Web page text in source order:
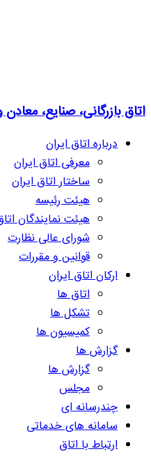
اتاق بازرگانی، صنایع،
درباره اتاق ایران
معرفی اتاق ایران
ساختار اتاق ایران
هیئت رئیسه
هیئت نمایندگان
شورای عالی نظارت
قوانین و مقررات
ارکان اتاق ایران
اتاق ها
تشکل ها
کمیسیون ها
گزارش ها
گزارش ها
مجلس
چندرسانه ای
سامانه های خدماتی
ارتباط با اتاق